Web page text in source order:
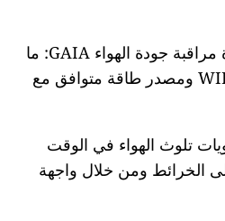
من السهل جدًا إعداد أجهزة مراقبة جودة الهواء GAIA: ما
عليك سوى نقطة وصول WIFI ومصدر طاقة متوافق مع
تلوث الهواء في الوقت
الخرائط ومن خلال واجهة